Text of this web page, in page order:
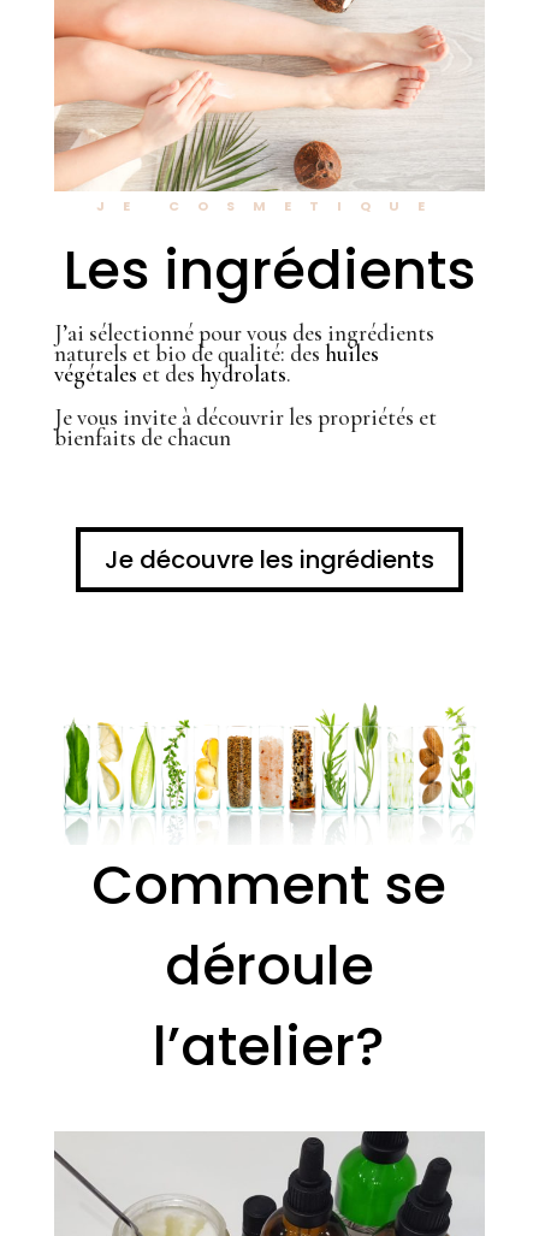
JE COSMETIQUE
Les ingrédients
J’ai sélectionné pour vous des ingrédients
naturels et bio de qualité: des huiles
végétales et des hydrolats.
Je vous invite à découvrir les propriétés et
bienfaits de chacun
Je découvre les ingrédients
Comment se
déroule
l’atelier?